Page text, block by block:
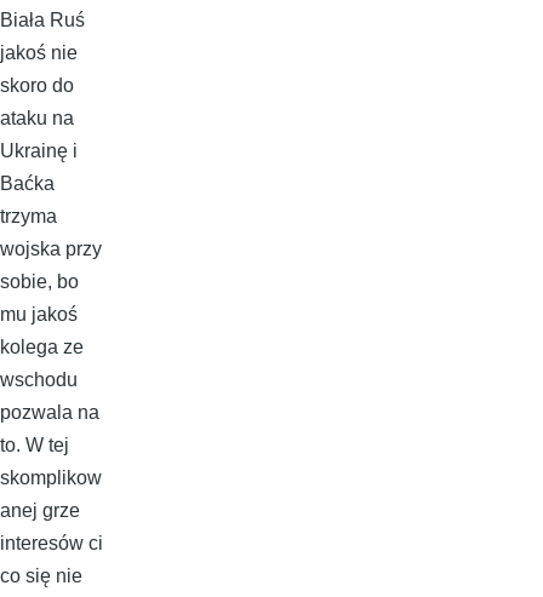
Biała Ruś
jakoś nie
skoro do
ataku na
Ukrainę i
Baćka
trzyma
wojska przy
sobie, bo
mu jakoś
kolega ze
wschodu
pozwala na
to. W tej
skomplikow
anej grze
interesów ci
co się nie